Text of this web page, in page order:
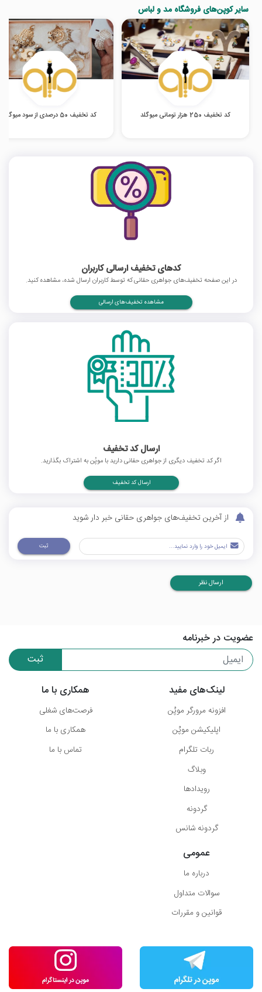
سایر کوپن‌های فروشگاه مد و لباس
کد تخفیف 250 هزار تومانی میوگلد کد تخفیف 50 درصدی از سود میوگلد
کدهای تخفیف ارسالی کاربران
در این صفحه تخفیف‌های جواهری حقانی که توسط کاربران ارسال شده، مشاهده کنید.
مشاهده تخفیف‌های ارسالی
ارسال کد تخفیف
اگر کد تخفیف دیگری از جواهری حقانی دارید با موپُن به اشتراک بگذارید.
ارسال کد تخفیف
از آخرین تخفیف‌های جواهری حقانی خبر دار شوید
ثبت
ارسال نظر
عضویت در خبرنامه
ثبت
لینک‌های مفید
افزونه مرورگر موپُن
اپلیکیشن موپُن
ربات تلگرام
وبلاگ
رویدادها
گردونه
گردونه شانس
همکاری با ما
فرصت‌های شغلی
همکاری با ما
تماس با ما
عمومی
درباره ما
سوالات متداول
قوانین و مقررات